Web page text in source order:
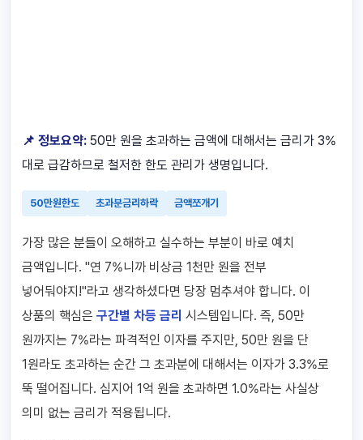
📌 정보요약: 50만 원을 초과하는 금액에 대해서는 금리가 3%
대로 급감하므로 철저한 한도 관리가 생명입니다.
50만원한도 초과분금리하락 금액쪼개기
가장 많은 분들이 오해하고 실수하는 부분이 바로 예치
금액입니다. "연 7%니까 비상금 1천만 원을 전부
넣어둬야지!"라고 생각하셨다면 당장 멈추셔야 합니다. 이
상품의 핵심은 구간별 차등 금리 시스템입니다. 즉, 50만
원까지는 7%라는 파격적인 이자를 주지만, 50만 원을 단
1원라도 초과하는 순간 그 초과분에 대해서는 이자가 3.3%로
뚝 떨어집니다. 심지어 1억 원을 초과하면 1.0%라는 사실상
의미 없는 금리가 적용됩니다.